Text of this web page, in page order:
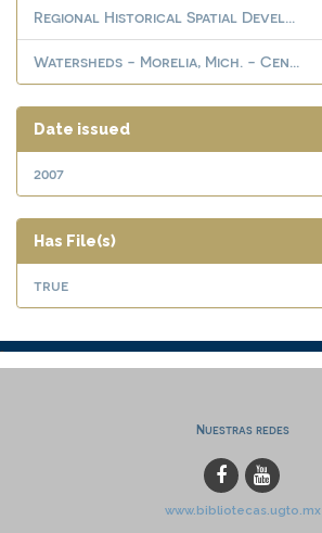
Regional Historical Spatial Devel...
Watersheds - Morelia, Mich. - Cen...
Date issued
2007
Has File(s)
true
Nuestras redes
www.bibliotecas.ugto.mx